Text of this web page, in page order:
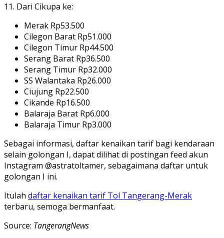
11. Dari Cikupa ke:
Merak Rp53.500
Cilegon Barat Rp51.000
Cilegon Timur Rp44.500
Serang Barat Rp36.500
Serang Timur Rp32.000
SS Walantaka Rp26.000
Ciujung Rp22.500
Cikande Rp16.500
Balaraja Barat Rp6.000
Balaraja Timur Rp3.000
Sebagai informasi, daftar kenaikan tarif bagi kendaraan
selain golongan I, dapat dilihat di postingan feed akun
Instagram @astratoltamer, sebagaimana daftar untuk
golongan I ini.
Itulah daftar kenaikan tarif Tol Tangerang-Merak
terbaru, semoga bermanfaat.
Source: TangerangNews